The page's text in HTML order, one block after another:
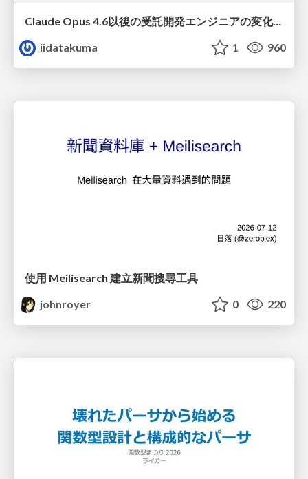
Claude Opus 4.6以後の受託開発エンジニアの変化(Claude Code開発ノウハウ大公開スペシャルbyクラスメソッド)
iidatakuma
1 960
使用 Meilisearch 建立新聞搜尋工具
johnroyer
0 220